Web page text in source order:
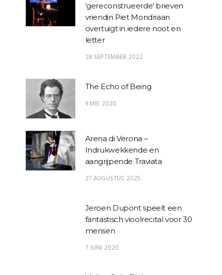
‘gereconstrueerde’ brieven
vriendin Piet Mondriaan
overtuigt in iedere noot en
letter
28 SEPTEMBER 2022
The Echo of Being
9 MEI 2020
Arena di Verona –
Indrukwekkende en
aangrijpende Traviata
27 AUGUSTUS 2025
Jeroen Dupont speelt een
fantastisch vioolrecital voor 30
mensen
7 JUNI 2020